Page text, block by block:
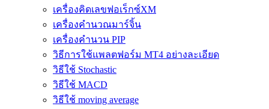
เครื่องคิดเลขฟอเร็กซ์XM
เครื่องคำนวณมาร์จิ้น
เครื่องคำนวน PIP
วิธีการใช้แพลตฟอร์ม MT4 อย่างละเอียด
วิธีใช้ Stochastic
วิธีใช้ MACD
วิธีใช้ moving average